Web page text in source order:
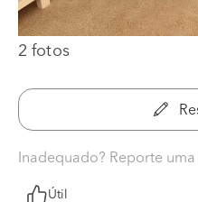
2 fotos
Inadequado? Reporte
Útil